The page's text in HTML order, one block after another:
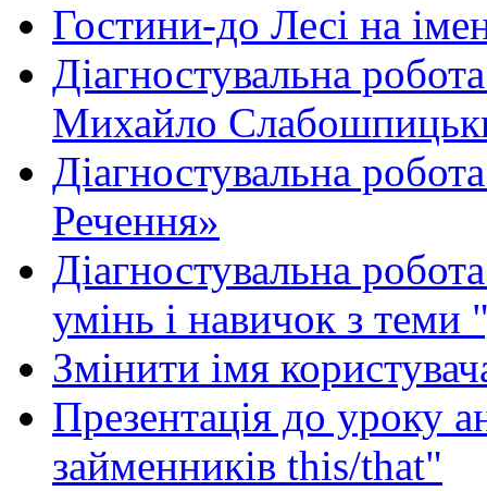
Гостини-до Лесі на
Діагностувальна
Михайло
Діагностувальна
Речення»
Діагностувальна
умінь і навичок з теми
Змінити імя
Презентація до уроку
займенників this/that"